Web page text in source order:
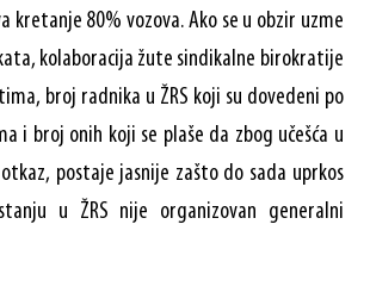
kretanje 80% vozova. Ako se u obzir uzme
kolaboracija žute sindikalne birokratije
broj radnika u ŽRS koji su dovedeni po
i broj onih koji se plaše da zbog učešća u
postaje jasnije zašto do sada uprkos
u ŽRS nije organizovan generalni